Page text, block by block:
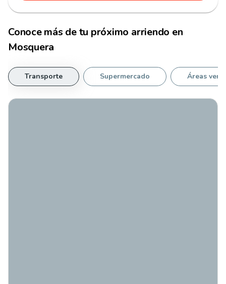
Conoce más de tu próximo arriendo en
Mosquera
Transporte Supermercado Áreas